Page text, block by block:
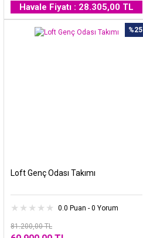
Havale Fiyatı : 28.305,00 TL
%25
Loft Genç Odası Takımı
0.0 Puan - 0 Yorum
81.200,00 TL